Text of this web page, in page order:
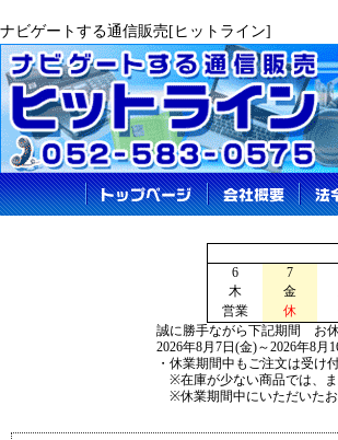
ナビゲートする通信販売[ヒットライン]
6 7
木
金
営業
休
誠に勝手ながら下記期間 お休
2026年8月7日(金)～2026年8月
・休業期間中もご注文は受け
※在庫が少ない商品では、ま
※休業期間中にいただいたお